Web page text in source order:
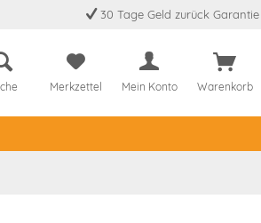
30 Tage Geld zurück Garantie
Merkzettel Mein Konto Warenkorb